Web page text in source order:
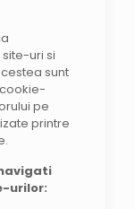
uri si
sunt
pe
printre
urilor: